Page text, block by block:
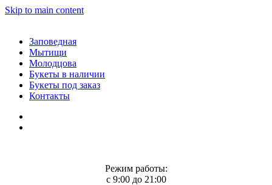
Skip to main content
Заповедная
Мытищи
Молодцова
Букеты в наличии
Букеты под заказ
Контакты
Режим работы:
с 9:00 до 21:00